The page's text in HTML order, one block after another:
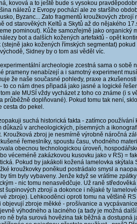
kovová a to ještě bude s vysokou
nálezů z Evropy pochází ale ze staršího
Byzanc... Zato fragmentů kroužkových
od starověkých Keltů a Skytů až do nějakého
pominout). Kůže samozřejmě jako organický
bot a dalších kožených artefaktů - opět
(stejně jako kožených římských segmentat)
Sidney by o tom asi věděl víc.
archeologie zcestná sama o sobě
prameny nenabízejí a i samotný experiment
že naše současné pohledy, praxe a
to co nám dnes připadá jako jasné a logické
ale MUSÍ vždy vycházet z toho co známe (i s
průběžně doplňované). Pokud tomu tak není,
cesta do pekel.
suchá historická fakta - zatímco
důkazů v archeologických, písemných a
Kroužková zbroj je nesmírně výrobně náročná
řemeslníky, spoustu času, vhodného
obecnou technologickou úroveň,
véceméně zakázkovou kusovku jako v RS) =
Pokud by jakákoli kožená lamelovka skýtala
kroužkovky poněkud postrádalo smysl a
tím byly vybaveny. Jenže když se vrátíme
- nic tomu nenasvědčuje. Už raně
šupinových zbrojí a dokonce i nějaké ty
zbroje). Lehkooděnci oproti tomu na většině
objevují zbroje měkké - prošívanice a
výhodného a laciného (a tady je možná
ně byla surová hovězina tak běžná a